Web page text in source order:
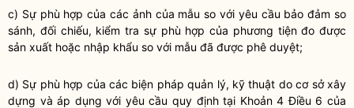
c) Sự phù hợp của các ảnh của mẫu so với yêu cầu bảo đảm so
sánh, đối chiếu, kiểm tra sự phù hợp của phương tiện đo được
sản xuất hoặc nhập khẩu so với mẫu đã được phê duyệt;
d) Sự phù hợp của các biện pháp quản lý, kỹ thuật do cơ sở xây
dựng và áp dụng với yêu cầu quy định tại Khoản 4 Điều 6 của